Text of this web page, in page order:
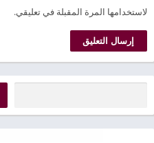
لاستخدامها المرة المقبلة في تعليقي.